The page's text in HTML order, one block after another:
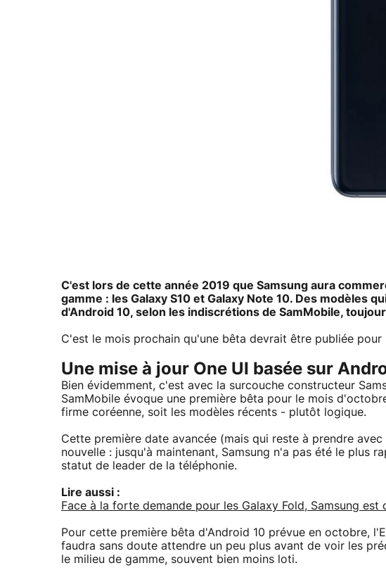
C'est lors de cette année 2019 que Samsung aura
gamme : les Galaxy S10 et Galaxy Note 10. Des modèles
d'Android 10, selon les indiscrétions de SamMobile,
C'est le mois prochain qu'une bêta devrait être publiée pour
Une mise à jour One UI basée sur
Bien évidemment, c'est avec la surcouche constructeur
SamMobile évoque une première bêta pour le mois
firme coréenne, soit les modèles récents - plutôt logique.
Cette première date avancée (mais qui reste à prendre
nouvelle : jusqu'à maintenant, Samsung n'a pas été le plus
statut de leader de la téléphonie.
Lire aussi :
Face à la forte demande pour les Galaxy Fold, Samsung
Pour cette première bêta d'Android 10 prévue en octobre,
faudra sans doute attendre un peu plus avant de voir les
le milieu de gamme, souvent bien moins loti.